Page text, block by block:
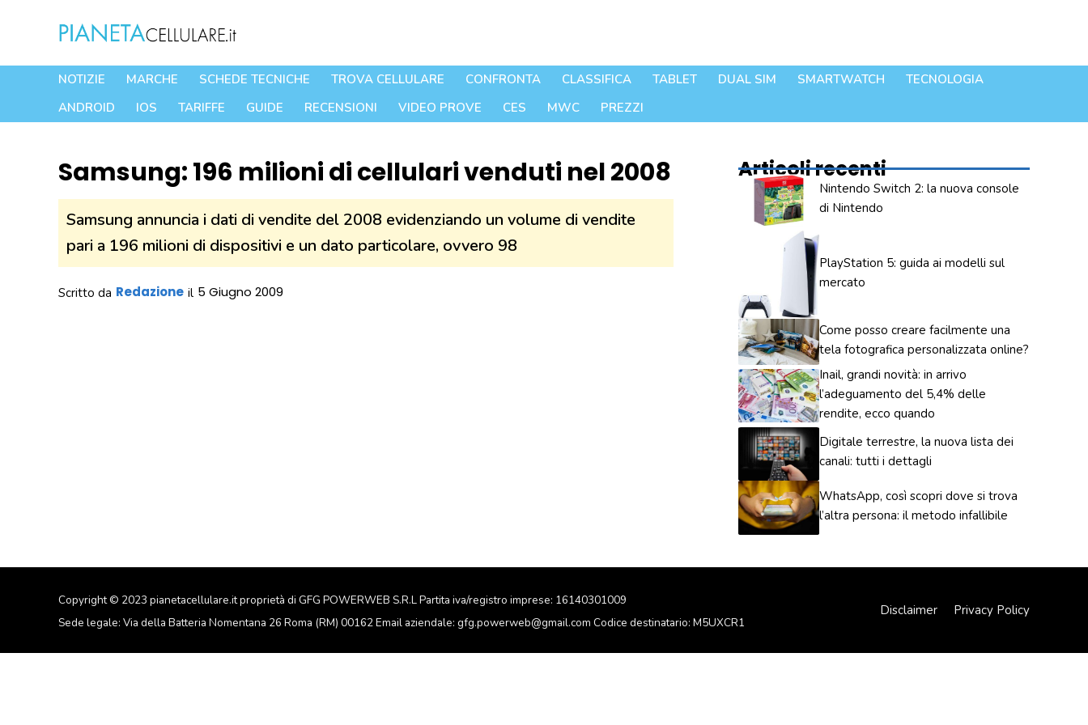
contenuto
NOTIZIE MARCHE SCHEDE TECNICHE TROVA CELLULARE CONFRONTA CLASSIFICA TABLET DUAL SIM SMARTWATCH
TECNOLOGIA
ANDROID
IOS TARIFFE GUIDE RECENSIONI VIDEO PROVE CES MWC PREZZI
Samsung: 196 milioni di cellulari venduti nel 2008
Samsung annuncia i dati di vendite del 2008 evidenziando un volume di vendite
pari a 196 milioni di dispositivi e un dato particolare, ovvero 98
Scritto da Redazione il 5 Giugno 2009
Articoli recenti
Nintendo Switch 2: la nuova console
di Nintendo
PlayStation 5: guida ai modelli sul
mercato
Come posso creare facilmente una
tela fotografica personalizzata online?
Inail, grandi novità: in arrivo
l’adeguamento del 5,4% delle
rendite, ecco quando
Digitale terrestre, la nuova lista dei
canali: tutti i dettagli
WhatsApp, così scopri dove si trova
l’altra persona: il metodo infallibile
Copyright © 2023 pianetacellulare.it proprietà di GFG POWERWEB S.R.L Partita iva/registro imprese: 16140301009
Sede legale: Via della Batteria Nomentana 26 Roma (RM) 00162 Email aziendale: gfg.powerweb@gmail.com Codice destinatario: M5UXCR1
Disclaimer Privacy Policy